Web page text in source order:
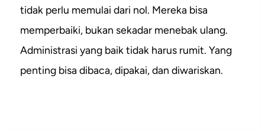
tidak perlu memulai dari nol. Mereka bisa
memperbaiki, bukan sekadar menebak ulang.
Administrasi yang baik tidak harus rumit. Yang
penting bisa dibaca, dipakai, dan diwariskan.